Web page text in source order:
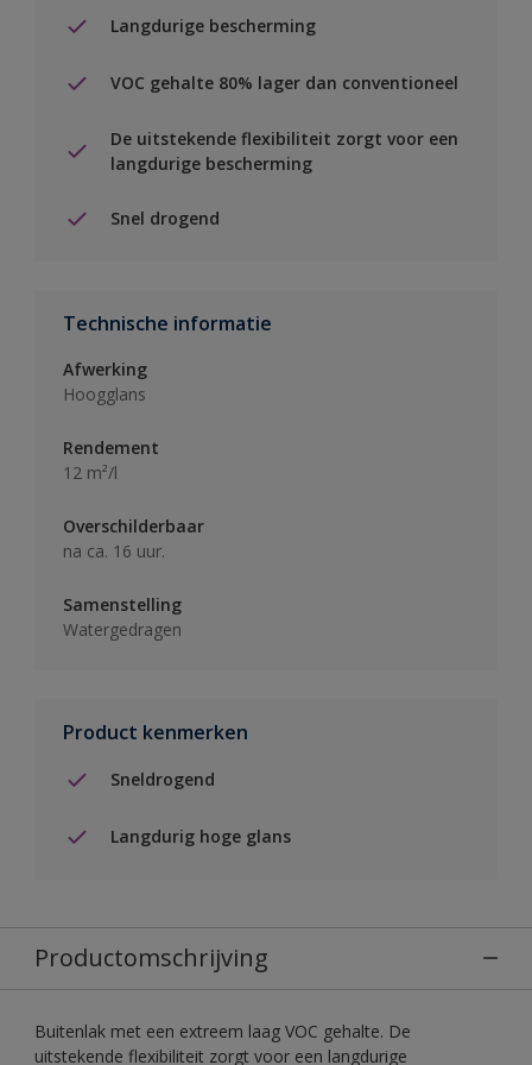
Langdurige bescherming
VOC gehalte 80% lager dan conventioneel
De uitstekende flexibiliteit zorgt voor een
langdurige bescherming
Snel drogend
Technische informatie
Afwerking
Hoogglans
Rendement
12 m²/l
Overschilderbaar
na ca. 16 uur.
Samenstelling
Watergedragen
Product kenmerken
Sneldrogend
Langdurig hoge glans
Productomschrijving
Buitenlak met een extreem laag VOC gehalte. De
uitstekende flexibiliteit zorgt voor een langdurige